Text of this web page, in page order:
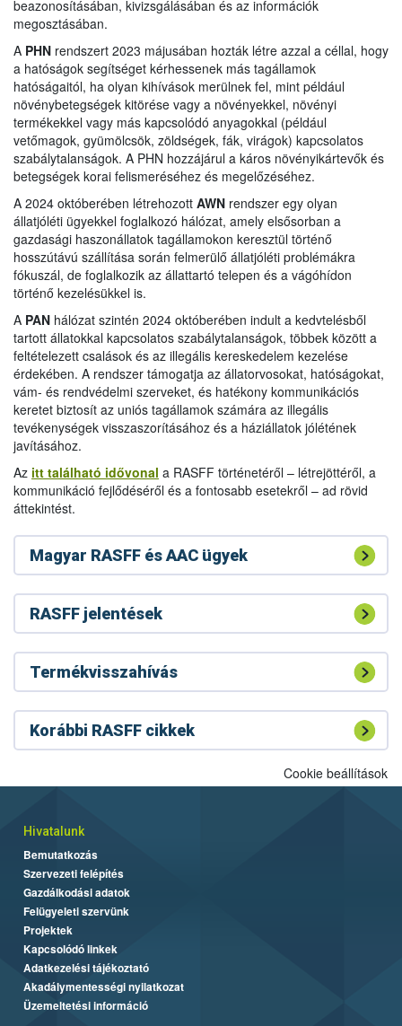
beazonosításában, kivizsgálásában és az információk
megosztásában.
A PHN rendszert 2023 májusában hozták létre azzal a céllal, hogy
a hatóságok segítséget kérhessenek más tagállamok
hatóságaitól, ha olyan kihívások merülnek fel, mint például
növénybetegségek kitörése vagy a növényekkel, növényi
termékekkel vagy más kapcsolódó anyagokkal (például
vetőmagok, gyümölcsök, zöldségek, fák, virágok) kapcsolatos
szabálytalanságok. A PHN hozzájárul a káros növényikártevők és
betegségek korai felismeréséhez és megelőzéséhez.
A 2024 októberében létrehozott AWN rendszer egy olyan
állatjóléti ügyekkel foglalkozó hálózat, amely elsősorban a
gazdasági haszonállatok tagállamokon keresztül történő
hosszútávú szállítása során felmerülő állatjóléti problémákra
fókuszál, de foglalkozik az állattartó telepen és a vágóhídon
történő kezelésükkel is.
A PAN hálózat szintén 2024 októberében indult a kedvtelésből
tartott állatokkal kapcsolatos szabálytalanságok, többek között a
feltételezett csalások és az illegális kereskedelem kezelése
érdekében. A rendszer támogatja az állatorvosokat, hatóságokat,
vám- és rendvédelmi szerveket, és hatékony kommunikációs
keretet biztosít az uniós tagállamok számára az illegális
tevékenységek visszaszorításához és a háziállatok jólétének
javításához.
Az itt található idővonal a RASFF történetéről – létrejöttéről, a
kommunikáció fejlődéséről és a fontosabb esetekről – ad rövid
áttekintést.
Magyar RASFF és AAC ügyek
RASFF jelentések
Termékvisszahívás
Korábbi RASFF cikkek
Cookie beállítások
Hivatalunk
Bemutatkozás
Szervezeti felépítés
Gazdálkodási adatok
Felügyeleti szervünk
Projektek
Kapcsolódó linkek
Adatkezelési tájékoztató
Akadálymentességi nyilatkozat
Üzemeltetési információ